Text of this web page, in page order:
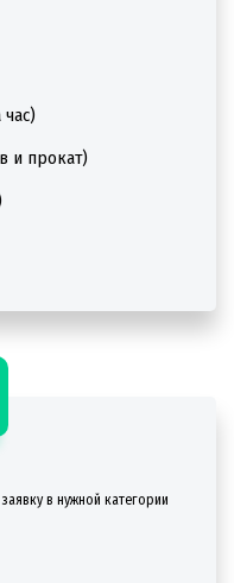
и прокат)
в нужной категории